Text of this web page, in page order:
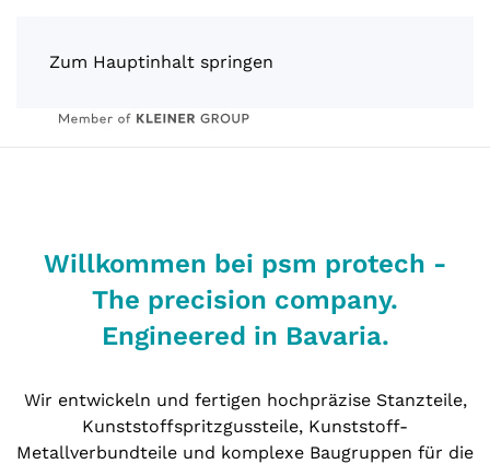
Zum Hauptinhalt springen
Willkommen bei psm protech -
The precision company.
Engineered in Bavaria.
Wir entwickeln und fertigen hochpräzise Stanzteile,
Kunststoffspritzgussteile, Kunststoff-
Metallverbundteile und komplexe Baugruppen für die